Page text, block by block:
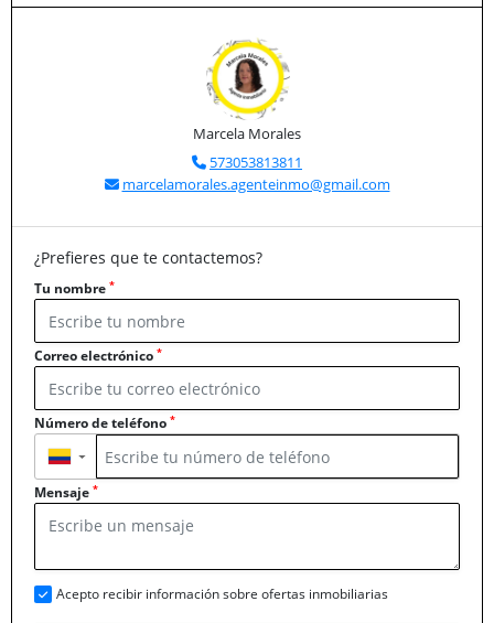
Marcela Morales
573053813811
marcelamorales.agenteinmo@gmail.com
¿Prefieres que te contactemos?
Tu nombre *
Correo electrónico *
Número de teléfono *
▼
Mensaje *
Acepto recibir información sobre ofertas inmobiliarias